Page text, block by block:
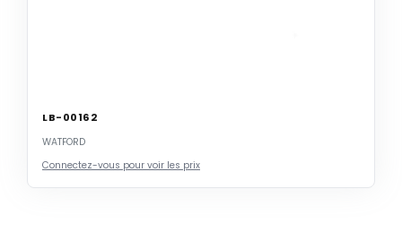
LB-00162
WATFORD
Connectez-vous pour voir les prix